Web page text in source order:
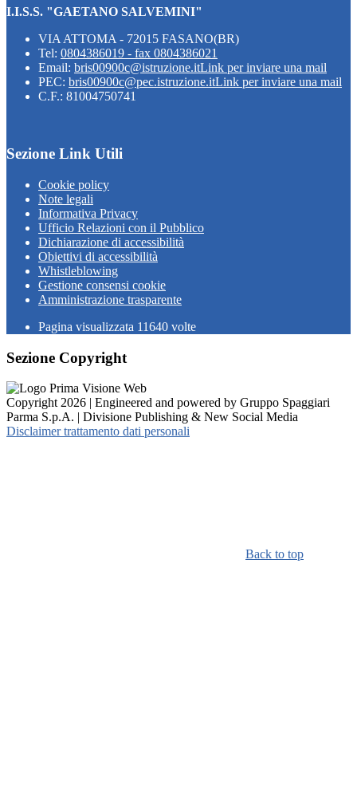
I.I.S.S. "GAETANO SALVEMINI"
VIA ATTOMA - 72015 FASANO(BR)
Tel: 0804386019 - fax 0804386021
Email: bris00900c@istruzione.itLink per inviare una mail
PEC: bris00900c@pec.istruzione.itLink per inviare una mail
C.F.: 81004750741
Sezione Link Utili
Cookie policy
Note legali
Informativa Privacy
Ufficio Relazioni con il Pubblico
Dichiarazione di accessibilità
Obiettivi di accessibilità
Whistleblowing
Gestione consensi cookie
Amministrazione trasparente
Pagina visualizzata 11640 volte
Sezione Copyright
Copyright 2026 | Engineered and powered by Gruppo Spaggiari
Parma S.p.A. | Divisione Publishing & New Social Media
Disclaimer trattamento dati personali
Back to top